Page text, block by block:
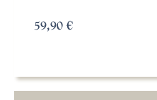
59,90 €